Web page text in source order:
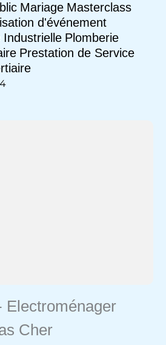
Mariage Masterclass
d'événement
Industrielle Plomberie
Prestation de Service
Electroménager
Cher